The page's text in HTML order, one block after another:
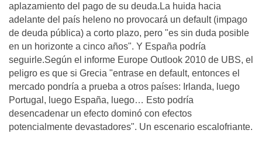
aplazamiento del pago de su deuda.La huida hacia
adelante del país heleno no provocará un default (impago
de deuda pública) a corto plazo, pero "es sin duda posible
en un horizonte a cinco años". Y España podría
seguirle.Según el informe Europe Outlook 2010 de UBS, el
peligro es que si Grecia "entrase en default, entonces el
mercado pondría a prueba a otros países: Irlanda, luego
Portugal, luego España, luego… Esto podría
desencadenar un efecto dominó con efectos
potencialmente devastadores". Un escenario escalofriante.